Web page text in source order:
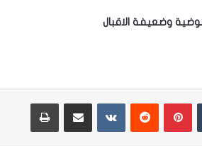
وضعيفة الاقبال
بينتيريست مشاركة عبر البريد طباعة